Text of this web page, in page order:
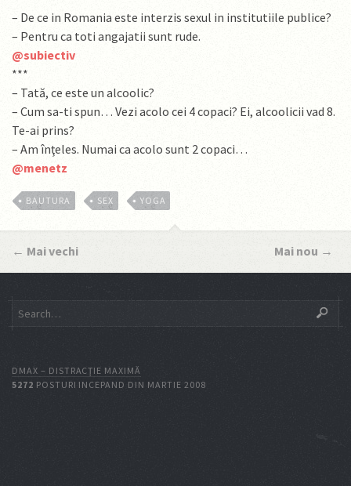
– De ce in Romania este interzis sexul in institutiile publice?
– Pentru ca toti angajatii sunt rude.
@subiectiv
***
– Tată, ce este un alcoolic?
– Cum sa-ti spun… Vezi acolo cei 4 copaci? Ei, alcoolicii vad 8.
Te-ai prins?
– Am înţeles. Numai ca acolo sunt 2 copaci…
@menetz
BAUTURA SEX YOGA
← Mai vechi Mai nou →
DMAX – DISTRACŢIE MAXIMĂ
5272 POSTURI INCEPAND DIN MARTIE 2008